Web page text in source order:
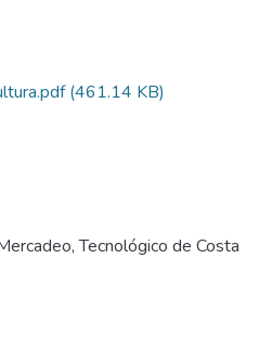
(461.14 KB)
Tecnológico de Costa